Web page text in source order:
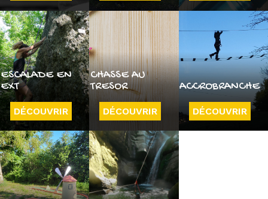
ESCALADE EN
EXT
DÉCOUVRIR
CHASSE AU
TRESOR
DÉCOUVRIR
ACCROBRANCHE
DÉCOUVRIR